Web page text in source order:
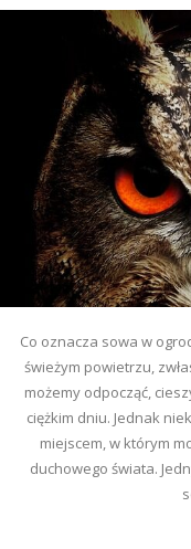
Co oznacza sowa w
świeżym powietrzu,
możemy odpocząć,
ciężkim dniu. Jednak
miejscem, w którym
duchowego świata.